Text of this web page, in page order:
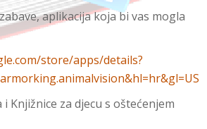
aplikacija koja bi vas mogla
store/apps/details?
i Knjižnice za djecu s oštećenjem